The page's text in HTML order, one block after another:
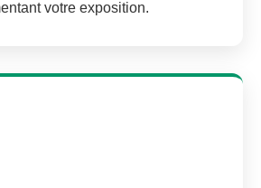
votre exposition.